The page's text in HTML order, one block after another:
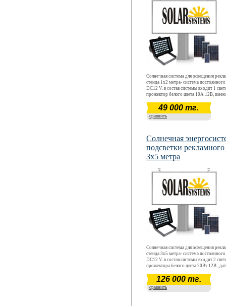
Солнечная система для освещения
стенда 1х2 метра- система постоянного
DC12 V. в состав системы входит 1
прожектор белого цвета 10А 12В,
время суток ( датчик освещенности
станции произведен для зимних
эксплуатации. Продолжительность
49 000 тг.
сравнить
Солнечная
подсветки рекламного
3х5 метра
Солнечная система для освещения
стенда 3х5 метра- система постоянного
DC12 V. в состав системы входит 2
прожектора белого цвета 20Вт 12В ,
включения в ночное время суток.
произведен для зимних условий
Продолжительность автономной
126 000 тг.
сравнить